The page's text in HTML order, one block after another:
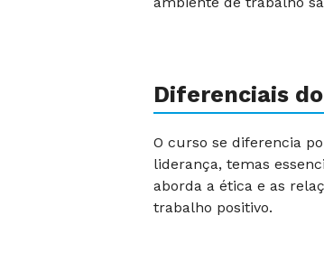
Diferenciais
O curso se diferencia
liderança, temas
aborda a ética e as
trabalho positivo.